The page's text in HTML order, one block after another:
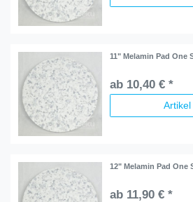
11" Melamin Pad One
ab 10,40 € *
12" Melamin Pad One
ab 11,90 € *